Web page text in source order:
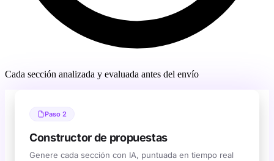
Cada sección analizada y evaluada antes del envío
Paso 2
Constructor de propuestas
Genere cada sección con IA, puntuada en tiempo real